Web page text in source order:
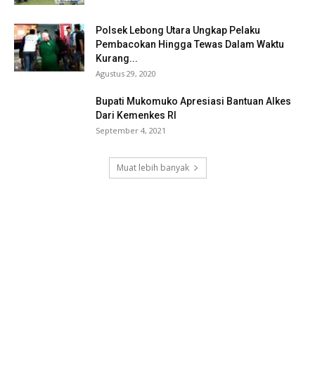
Polsek Lebong Utara Ungkap Pelaku
Pembacokan Hingga Tewas Dalam Waktu
Kurang...
Agustus 29, 2020
Bupati Mukomuko Apresiasi Bantuan Alkes
Dari Kemenkes RI
September 4, 2021
Muat lebih banyak